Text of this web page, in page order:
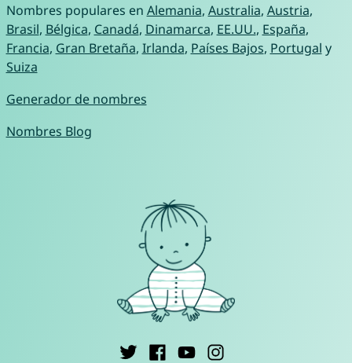
Nombres populares en Alemania, Australia, Austria,
Brasil, Bélgica, Canadá, Dinamarca, EE.UU., España,
Francia, Gran Bretaña, Irlanda, Países Bajos, Portugal y
Suiza
Generador de nombres
Nombres Blog